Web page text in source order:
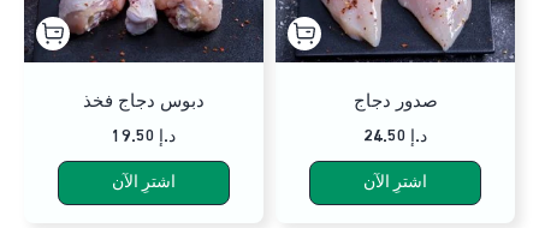
صدور دجاج
24.50 د.إ
اشترِ الآن
دبوس دجاج فخذ
19.50 د.إ
اشترِ الآن